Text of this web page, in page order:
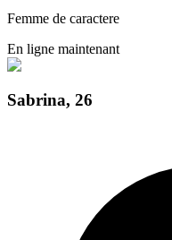
Femme de caractere
En ligne maintenant
Sabrina, 26